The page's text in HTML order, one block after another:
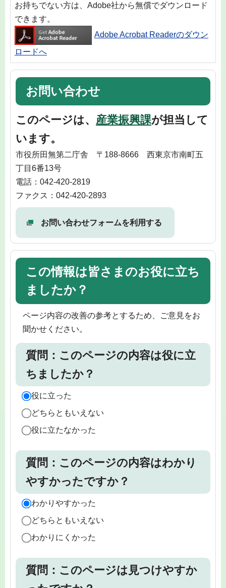
お持ちでない方は、Adobe社から無償でダウンロード
できます。
Adobe Acrobat Readerのダウン
ロードへ
お問い合わせ
このページは、 産業振興課が担当して
います。
市役所田無第二庁舎 〒188-8666 西東京市南町五
丁目6番13号
電話：042-420-2819
ファクス：042-420-2893
お問い合わせフォームを利用する
この情報は皆さまのお役に立ち
ましたか？
ページ内容の改善の参考とするため、ご意見をお
聞かせください。
質問：このページの内容は役に立
ちましたか？
役に立った
どちらともいえない
役に立たなかった
質問：このページの内容はわかり
やすかったですか？
わかりやすかった
どちらともいえない
わかりにくかった
質問：このページは見つけやすか